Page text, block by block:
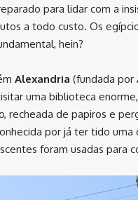
para lidar com a
a todo custo. Os
hein?
Alexandria (fundada por
uma biblioteca
recheada de papiros e
por já ter tido uma
foram usadas para